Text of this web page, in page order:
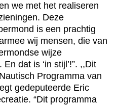
we met het realiseren
Deze
is een prachtig
wij mensen, die van
wijze
dat is ‘in stijl’!”. ,,Dit
Programma van
gedeputeerde Eric
“Dit programma